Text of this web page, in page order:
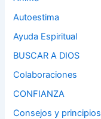
Autoestima
Ayuda Espiritual
BUSCAR A DIOS
Colaboraciones
CONFIANZA
Consejos y principios